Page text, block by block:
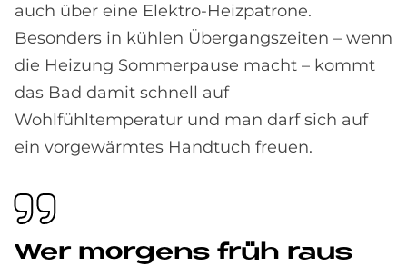
auch über eine Elektro-Heizpatrone.
Besonders in kühlen Übergangszeiten – wenn
die Heizung Sommerpause macht – kommt
das Bad damit schnell auf
Wohlfühltemperatur und man darf sich auf
ein vorgewärmtes Handtuch freuen.
Wer mor­gens früh raus